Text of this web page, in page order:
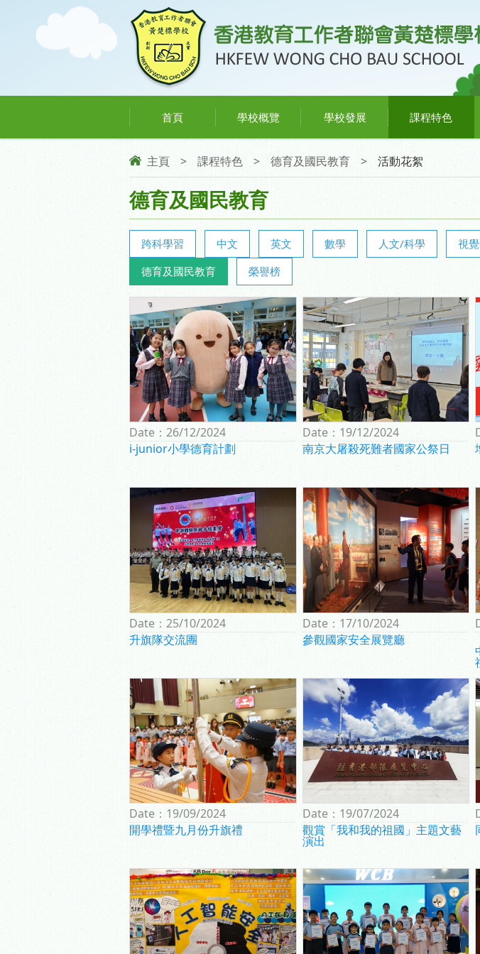
首頁 學校概覽 學校發展 課程特色
主頁 > 課程特色 > 德育及國民教育 > 活動花絮
德育及國民教育
跨科學習 中文 英文 數學 人文/科學 視
德育及國民教育
榮譽榜
Date： 26/12/2024
i-junior小學德育計劃
Date： 19/12/2024
南京大屠殺死難者國家公祭日
Date： 25/10/2024
升旗隊交流團
Date： 17/10/2024
參觀國家安全展覽廳
Date： 19/09/2024
開學禮暨九月份升旗禮
Date： 19/07/2024
觀賞「我和我的祖國」主題文藝
演出